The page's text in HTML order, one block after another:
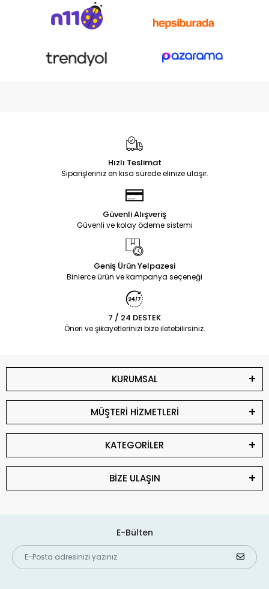
Hızlı Teslimat
Siparişleriniz en kısa sürede elinize ulaşır.
Güvenli Alışveriş
Güvenli ve kolay ödeme sistemi
Geniş Ürün Yelpazesi
Binlerce ürün ve kampanya seçeneği
7 / 24 DESTEK
Öneri ve şikayetlerinizi bize iletebilirsiniz.
KURUMSAL
MÜŞTERİ HİZMETLERİ
KATEGORİLER
BİZE ULAŞIN
E-Bülten